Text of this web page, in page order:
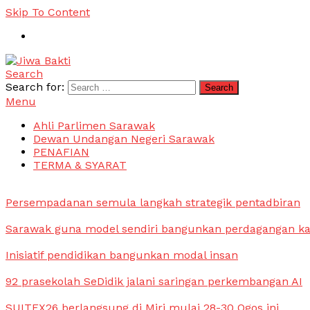
Skip To Content
Jiwa Bakti
Suara PBB Sarawak
Search
Search for:
Menu
Ahli Parlimen Sarawak
Dewan Undangan Negeri Sarawak
PENAFIAN
TERMA & SYARAT
Persempadanan semula langkah strategik pentadbiran
Sarawak guna model sendiri bangunkan perdagangan
Inisiatif pendidikan bangunkan modal insan
92 prasekolah SeDidik jalani saringan perkembangan AI